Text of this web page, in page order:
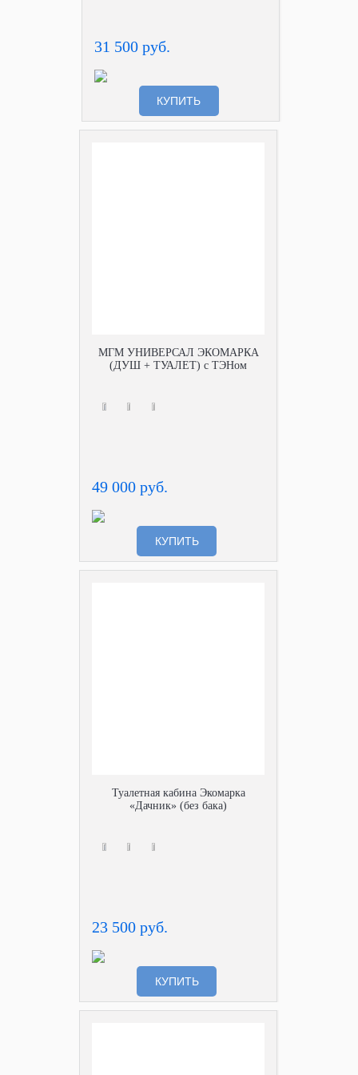
31 500 руб.
КУПИТЬ
МГМ УНИВЕРСАЛ ЭКОМАРКА
(ДУШ + ТУАЛЕТ) с ТЭНом
49 000 руб.
КУПИТЬ
Туалетная кабина Экомарка
«Дачник» (без бака)
23 500 руб.
КУПИТЬ